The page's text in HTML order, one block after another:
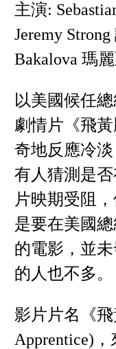
主演:
Jeremy
Bakalova 瑪
以美國候任
劇情片《飛
奇地反應冷淡
有人猜測是
片映期受阻
是要在美國
的電影，並
的人也不多。
影片片名《
Apprentice)